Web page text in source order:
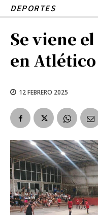
DEPORTES
Se viene
en
12 FEBRERO 2025